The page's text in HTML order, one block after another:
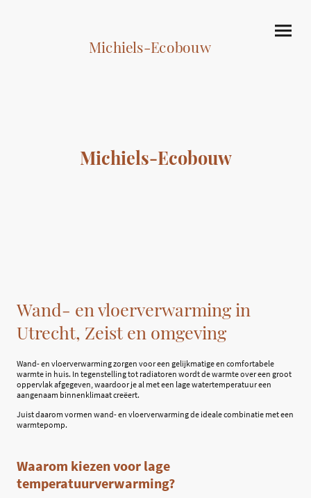
Michiels-Ecobouw
Michiels-Ecobouw
Wand- en vloerverwarming in
Utrecht, Zeist en omgeving
Wand- en vloerverwarming zorgen voor een gelijkmatige en comfortabele
warmte in huis. In tegenstelling tot radiatoren wordt de warmte over een groot
oppervlak afgegeven, waardoor je al met een lage watertemperatuur een
aangenaam binnenklimaat creëert.
Juist daarom vormen wand- en vloerverwarming de ideale combinatie met een
warmtepomp.
Waarom kiezen voor lage
temperatuurverwarming?